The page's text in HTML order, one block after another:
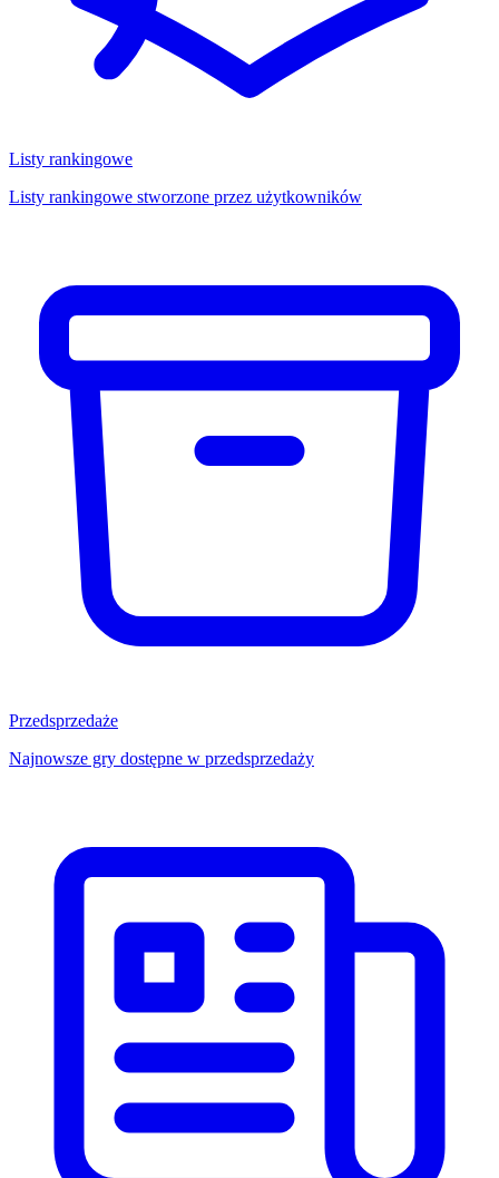
Listy rankingowe
Listy rankingowe stworzone przez użytkowników
Przedsprzedaże
Najnowsze gry dostępne w przedsprzedaży